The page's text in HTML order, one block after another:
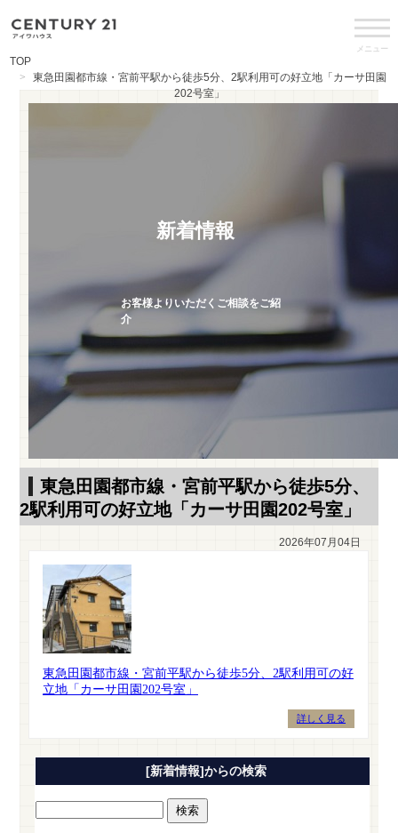
メニュー
TOP
東急田園都市線・宮前平駅から徒歩5分、2駅利用可の好立地「カーサ田園
202号室」
新着情報
お客様よりいただくご相談をご紹
介
東急田園都市線・宮前平駅から徒歩5分、
2駅利用可の好立地「カーサ田園202号室」
2026年07月04日
[新着情報]からの検索